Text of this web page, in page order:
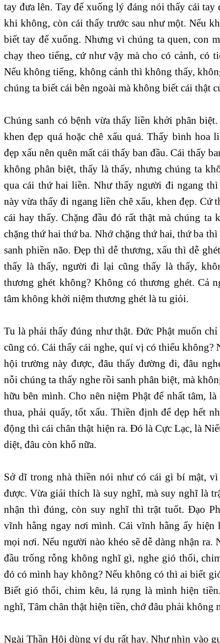
tay đưa lên. Tay để xuống lý đáng nói thấy cái
khi không, còn cái thấy trước sau như một. Nếu
biết tay để xuống. Nhưng vì chúng ta quen, con
chạy theo tiếng, cứ như vậy mà cho có cảnh, có
Nếu không tiếng, không cảnh thì không thấy,
chúng ta biết cái bên ngoài mà không biết cái thật
Chúng sanh có bệnh vừa thấy liền khởi phân
khen đẹp quá hoặc chê xấu quá. Thấy bình hoa
đẹp xấu nên quên mất cái thấy ban đầu. Cái thấy
không phân biệt, thấy là thấy, nhưng chúng ta
qua cái thứ hai liền. Như thấy người đi ngang
này vừa thấy đi ngang liền chê xấu, khen đẹp. Cứ
cái hay thấy. Chặng đầu đó rất thật mà chúng ta
chặng thứ hai thứ ba. Nhớ chặng thứ hai, thứ ba
sanh phiền não. Đẹp thì dễ thương, xấu thì dễ
thấy là thấy, người đi lại cũng thấy là thấy,
thương ghét không? Không có thương ghét. Cả
tâm không khởi niệm thương ghét là tu giỏi.
Tu là phải thấy đúng như thật. Đức Phật muốn
cũng có. Cái thấy cái nghe, quí vị có thiếu không?
hội trường này được, đâu thấy đường đi, đâu
nỗi chúng ta thấy nghe rồi sanh phân biệt, mà
hữu bên mình. Cho nên niệm Phật để nhất tâm,
thua, phải quấy, tốt xấu. Thiền định để dẹp hết
động thì cái chân thật hiện ra. Đó là Cực Lạc, là
diệt, đâu còn khổ nữa.
Sở dĩ trong nhà thiền nói như có cái gì bí mật,
được. Vừa giải thích là suy nghĩ, mà suy nghĩ là
nhận thì đúng, còn suy nghĩ thì trật tuốt. Đạo
vĩnh hằng ngay nơi mình. Cái vĩnh hằng ấy hiện
mọi nơi. Nếu người nào khéo sẽ dễ dàng nhận
đầu trống rỗng không nghĩ gì, nghe gió thổi,
đó có mình hay không? Nếu không có thì ai biết
Biết gió thổi, chim kêu, lá rụng là mình hiện
nghĩ, Tâm chân thật hiện tiền, chớ đâu phải không
Ngài Thần Hội dùng ví dụ rất hay. Như nhìn vào